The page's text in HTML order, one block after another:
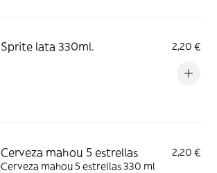
Sprite lata 330ml. 2,20 €
Cerveza mahou 5 estrellas
2,20 €
Cerveza mahou 5 estrellas 330 ml